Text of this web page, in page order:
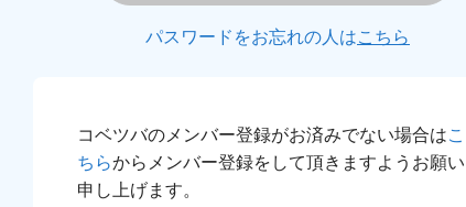
パスワードをお忘れの人はこちら
コベツバのメンバー登録がお済みでない場合はこ
ちらからメンバー登録をして頂きますようお願い
申し上げます。